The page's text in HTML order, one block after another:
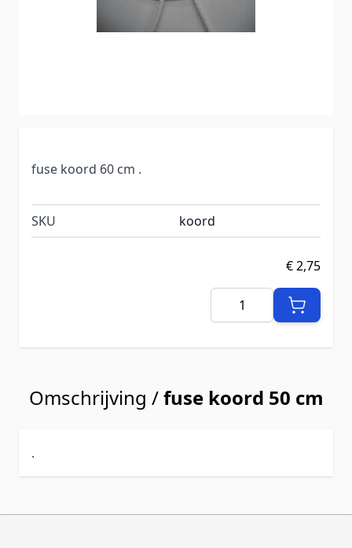
fuse koord 60 cm .
SKU koord
€ 2,75
Aantal
Omschrijving /fuse koord 50 cm
.